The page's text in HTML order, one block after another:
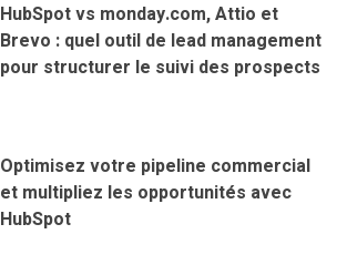
HubSpot vs monday.com, Attio et
Brevo : quel outil de lead management
pour structurer le suivi des prospects
Optimisez votre pipeline commercial
et multipliez les opportunités avec
HubSpot